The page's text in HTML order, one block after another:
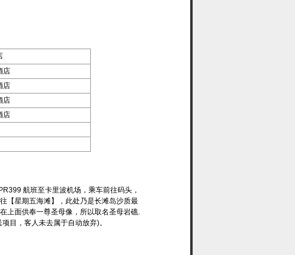
店
店
店
店
航班至卡里波机场，乘车前往码头，
【星期五海滩】，此处乃是长滩岛沙质最
上面供奉一尊圣母像，所以取名圣母岩礁.
目，客人未去属于自动放弃)。